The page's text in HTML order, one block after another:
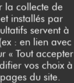
la collecte de
installés par
servent à
: en lien avec
« Tout accepter
vos choix à
du site.